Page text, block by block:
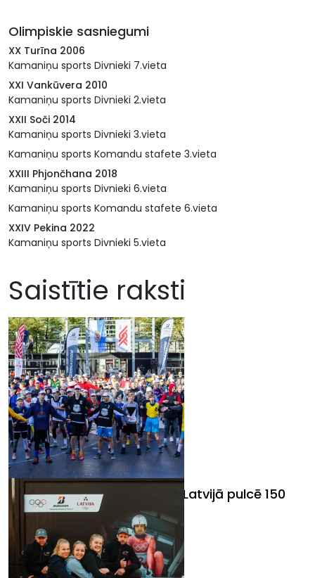
Olimpiskie sasniegumi
XX Turīna 2006
Kamaniņu sports Divnieki 7.vieta
XXI Vankūvera 2010
Kamaniņu sports Divnieki 2.vieta
XXII Soči 2014
Kamaniņu sports Divnieki 3.vieta
Kamaniņu sports Komandu stafete 3.vieta
XXIII Phjončhana 2018
Kamaniņu sports Divnieki 6.vieta
Kamaniņu sports Komandu stafete 6.vieta
XXIV Pekina 2022
Kamaniņu sports Divnieki 5.vieta
Saistītie raksti
"Olimpiskā diena 2019" visā Latvijā pulcē 150
000 dalībnieku